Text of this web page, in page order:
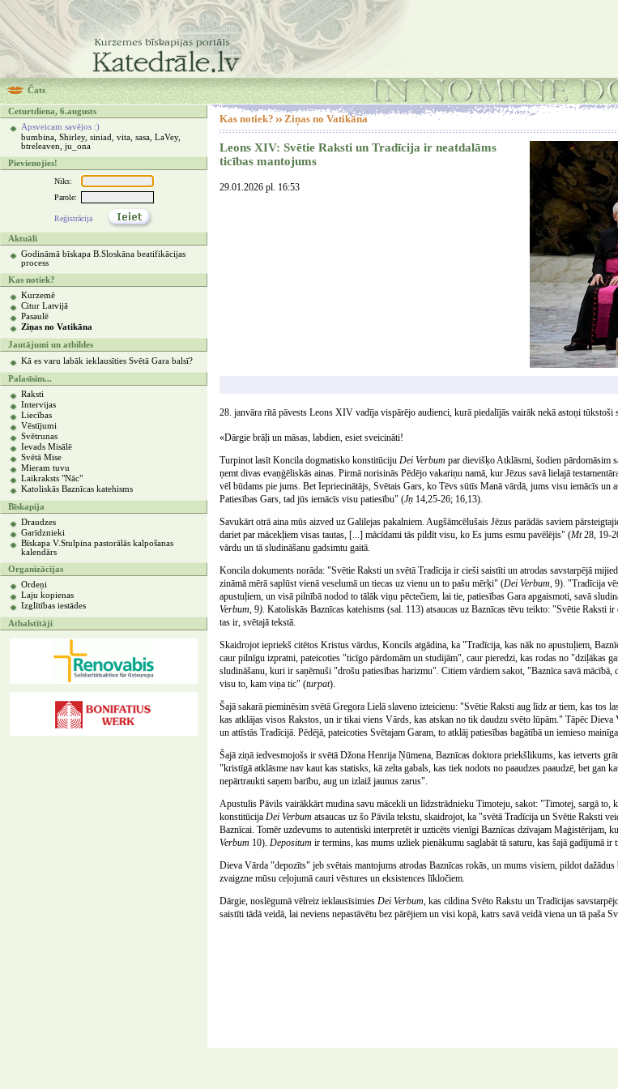
Čats
Ceturtdiena, 6.augusts
Apsveicam savējos :)
bumbina, Shirley, siniad, vita, sasa, LaVey,
btreleaven, ju_ona
Pievienojies!
Niks:
Parole:
Reģistrācija
Aktuāli
Godināmā bīskapa B.Sloskāna beatifikācijas
process
Kas notiek?
Kurzemē
Citur Latvijā
Pasaulē
Ziņas no Vatikāna
Jautājumi un atbildes
Kā es varu labāk ieklausīties Svētā Gara balsī?
Palasīsim...
Raksti
Intervijas
Liecības
Vēstījumi
Svētrunas
Ievads Misālē
Svētā Mise
Mieram tuvu
Laikraksts "Nāc"
Katoliskās Baznīcas katehisms
Bīskapija
Draudzes
Garīdznieki
Bīskapa V.Stulpina pastorālās kalpošanas
kalendārs
Organizācijas
Ordeņi
Laju kopienas
Izglītības iestādes
Atbalstītāji
Kas notiek? Ziņas no Vatikāna
Leons XIV: Svētie Raksti un Tradīcija ir neatdalāms
ticības mantojums
29.01.2026 pl. 16:53
28. janvāra rītā pāvests Leons XIV vadīja vispārējo audienci, kurā piedalījās vairāk nekā astoņi tūkstoši
«Dārgie brāļi un māsas, labdien, esiet sveicināti!
Turpinot lasīt Koncila dogmatisko konstitūciju Dei Verbum par dievišķo Atklāsmi, šodien pārdomāsim
ņemt divas evaņģēliskās ainas. Pirmā norisinās Pēdējo vakariņu namā, kur Jēzus savā lielajā
vēl būdams pie jums. Bet Iepriecinātājs, Svētais Gars, ko Tēvs sūtīs Manā vārdā, jums visu iemācīs
Patiesības Gars, tad jūs iemācīs visu patiesību" (Jņ 14,25-26; 16,13).
Savukārt otrā aina mūs aizved uz Galilejas pakalniem. Augšāmcēlušais Jēzus parādās saviem
dariet par mācekļiem visas tautas, [...] mācīdami tās pildīt visu, ko Es jums esmu pavēlējis" (Mt28, 19-
vārdu un tā sludināšanu gadsimtu gaitā.
Koncila dokuments norāda: "Svētie Raksti un svētā Tradīcija ir cieši saistīti un atrodas savstarpējā
zināmā mērā saplūst vienā veselumā un tiecas uz vienu un to pašu mērķi" (Dei Verbum, 9). "Tradīcija
apustuļiem, un visā pilnībā nodod to tālāk viņu pēctečiem, lai tie, patiesības Gara apgaismoti, savā
Verbum, 9). Katoliskās Baznīcas katehisms (sal. 113) atsaucas uz Baznīcas tēvu teikto: "Svētie Raksti
tas ir, svētajā tekstā.
Skaidrojot iepriekš citētos Kristus vārdus, Koncils atgādina, ka "Tradīcija, kas nāk no apustuļiem,
caur pilnīgu izpratni, pateicoties "ticīgo pārdomām un studijām", caur pieredzi, kas rodas no "dziļākas
sludināšanu, kuri ir saņēmuši "drošu patiesības harizmu". Citiem vārdiem sakot, "Baznīca savā
visu to, kam viņa tic" (turpat).
Šajā sakarā pieminēsim svētā Gregora Lielā slaveno izteicienu: "Svētie Raksti aug līdz ar tiem, kas tos
kas atklājas visos Rakstos, un ir tikai viens Vārds, kas atskan no tik daudzu svēto lūpām." Tāpēc
un attīstās Tradīcijā. Pēdējā, pateicoties Svētajam Garam, to atklāj patiesības bagātībā un iemieso
Šajā ziņā iedvesmojošs ir svētā Džona Henrija Ņūmena, Baznīcas doktora priekšlikums, kas ietverts
"kristīgā atklāsme nav kaut kas statisks, kā zelta gabals, kas tiek nodots no paaudzes paaudzē, bet gan
nepārtraukti saņem barību, aug un izlaiž jaunus zarus".
Apustulis Pāvils vairākkārt mudina savu mācekli un līdzstrādnieku Timoteju, sakot: "Timotej, sargā to,
konstitūcija Dei Verbum atsaucas uz šo Pāvila tekstu, skaidrojot, ka "svētā Tradīcija un Svētie Raksti
Baznīcai. Tomēr uzdevums to autentiski interpretēt ir uzticēts vienīgi Baznīcas dzīvajam Maģistērijam,
Verbum 10). Depositum ir termins, kas mums uzliek pienākumu saglabāt tā saturu, kas šajā gadījumā ir
Dieva Vārda "depozīts" jeb svētais mantojums atrodas Baznīcas rokās, un mums visiem, pildot
zvaigzne mūsu ceļojumā cauri vēstures un eksistences līkločiem.
Dārgie, noslēgumā vēlreiz ieklausīsimies Dei Verbum, kas cildina Svēto Rakstu un Tradīcijas
saistīti tādā veidā, lai neviens nepastāvētu bez pārējiem un visi kopā, katrs savā veidā viena un tā paša